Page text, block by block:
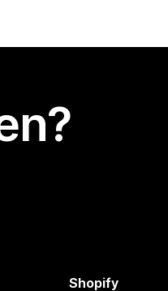
Shopify